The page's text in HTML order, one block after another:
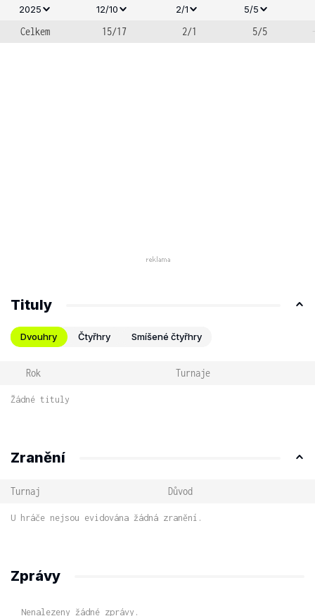
2025 12/10 2/1 5/5
Celkem 15/17 2/1 5/5
Tituly
Dvouhry Čtyřhry Smíšené čtyřhry
Rok Turnaje
Žádné tituly
Zranění
Turnaj Důvod
U hráče nejsou evidována žádná zranění.
Zprávy
Nenalezeny žádné zprávy.